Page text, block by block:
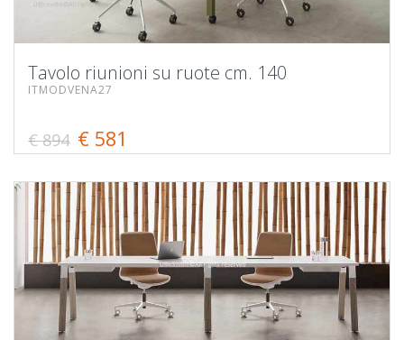
Tavolo riunioni su ruote cm. 140
ITMODVENA27
€ 894 € 581